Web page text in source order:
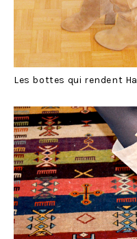
Les bottes qui rendent